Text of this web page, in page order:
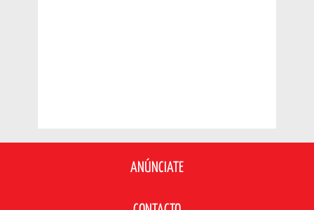
ANÚNCIATE